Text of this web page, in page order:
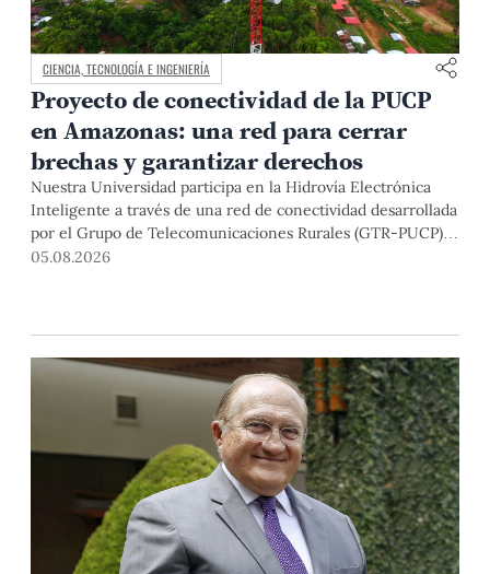
CIENCIA, TECNOLOGÍA E INGENIERÍA
Proyecto de conectividad de la PUCP
en Amazonas: una red para cerrar
brechas y garantizar derechos
Nuestra Universidad participa en la Hidrovía Electrónica
Inteligente a través de una red de conectividad desarrollada
por el Grupo de Telecomunicaciones Rurales (GTR-PUCP)
desde el 2018. En esta nota repasamos cómo ha sido el
05.08.2026